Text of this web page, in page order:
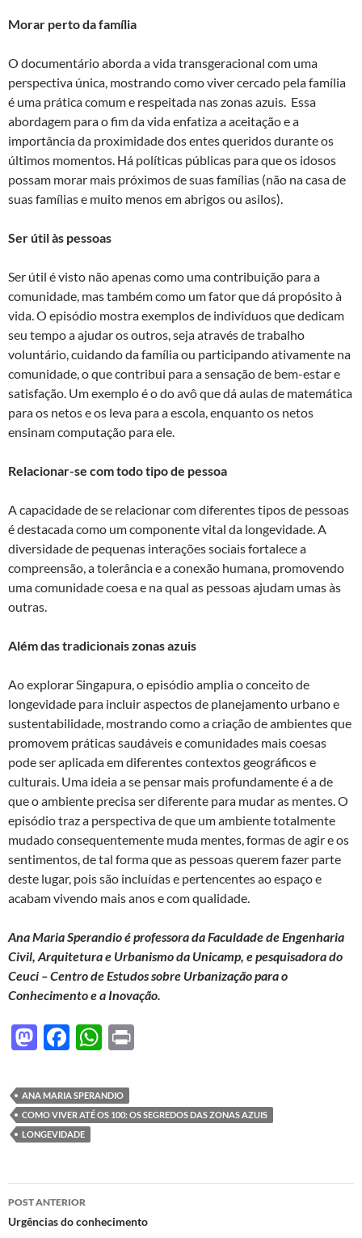
Morar perto da família
O documentário aborda a vida transgeracional com uma
perspectiva única, mostrando como viver cercado pela família
é uma prática comum e respeitada nas zonas azuis. Essa
abordagem para o fim da vida enfatiza a aceitação e a
importância da proximidade dos entes queridos durante os
últimos momentos. Há políticas públicas para que os idosos
possam morar mais próximos de suas famílias (não na casa de
suas famílias e muito menos em abrigos ou asilos).
Ser útil às pessoas
Ser útil é visto não apenas como uma contribuição para a
comunidade, mas também como um fator que dá propósito à
vida. O episódio mostra exemplos de indivíduos que dedicam
seu tempo a ajudar os outros, seja através de trabalho
voluntário, cuidando da família ou participando ativamente na
comunidade, o que contribui para a sensação de bem-estar e
satisfação. Um exemplo é o do avô que dá aulas de matemática
para os netos e os leva para a escola, enquanto os netos
ensinam computação para ele.
Relacionar-se com todo tipo de pessoa
A capacidade de se relacionar com diferentes tipos de pessoas
é destacada como um componente vital da longevidade. A
diversidade de pequenas interações sociais fortalece a
compreensão, a tolerância e a conexão humana, promovendo
uma comunidade coesa e na qual as pessoas ajudam umas às
outras.
Além das tradicionais zonas azuis
Ao explorar Singapura, o episódio amplia o conceito de
longevidade para incluir aspectos de planejamento urbano e
sustentabilidade, mostrando como a criação de ambientes que
promovem práticas saudáveis e comunidades mais coesas
pode ser aplicada em diferentes contextos geográficos e
culturais. Uma ideia a se pensar mais profundamente é a de
que o ambiente precisa ser diferente para mudar as mentes. O
episódio traz a perspectiva de que um ambiente totalmente
mudado consequentemente muda mentes, formas de agir e os
sentimentos, de tal forma que as pessoas querem fazer parte
deste lugar, pois são incluídas e pertencentes ao espaço e
acabam vivendo mais anos e com qualidade.
Ana Maria Sperandio é professora da Faculdade de Engenharia
Civil, Arquitetura e Urbanismo da Unicamp, e pesquisadora do
Ceuci – Centro de Estudos sobre Urbanização para o
Conhecimento e a Inovação.
M
to
d
o
F
e
b
o
k
W
at
s
p
ANA MARIA SPERANDIO
COMO VIVER ATÉ OS 100: OS SEGREDOS DAS ZONAS AZUIS
LONGEVIDADE
Navegação
de
POST ANTERIOR
Urgências do conhecimento